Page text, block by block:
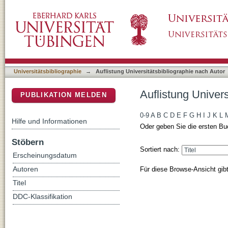
Universitätsbibliographie → Auflistung Universitätsbibliographie nach Autor
Auflistung
0-9 A B C D E F G H J K L
Oder geben Sie die ersten
Sortiert nach:
Für diese Browse-Ansicht
PUBLIKATION MELDEN
Hilfe und Informationen
Stöbern
Erscheinungsdatum
Autoren
Titel
DDC-Klassifikation